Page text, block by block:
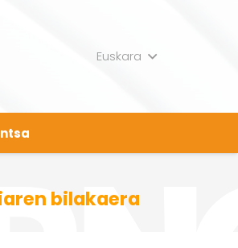
Euskara
bilakaera